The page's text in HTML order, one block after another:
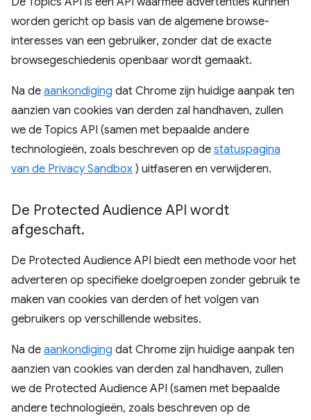
worden gericht op basis van de algemene browse-
interesses van een gebruiker, zonder dat de exacte
browsegeschiedenis openbaar wordt gemaakt.
Na de aankondiging dat Chrome zijn huidige aanpak ten
aanzien van cookies van derden zal handhaven, zullen
we de Topics API (samen met bepaalde andere
technologieën, zoals beschreven op de statuspagina
van de Privacy Sandbox ) uitfaseren en verwijderen.
De Protected Audience API wordt
afgeschaft.
De Protected Audience API biedt een methode voor het
adverteren op specifieke doelgroepen zonder gebruik te
maken van cookies van derden of het volgen van
gebruikers op verschillende websites.
Na de aankondiging dat Chrome zijn huidige aanpak ten
aanzien van cookies van derden zal handhaven, zullen
we de Protected Audience API (samen met bepaalde
andere technologieën, zoals beschreven op de